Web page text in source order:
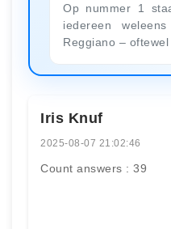
Op nummer 1
iedereen
Reggiano – oftewel
Iris Knuf
2025-08-07 21:02:46
Count answers : 39